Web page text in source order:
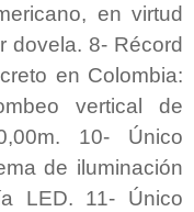
en virtud
dovela. 8- Récord
en Colombia:
vertical de
10- Único
de iluminación
LED.
11- Único